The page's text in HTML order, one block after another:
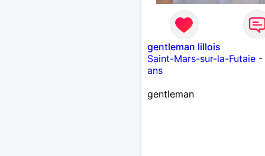
gentleman lillois
Saint-Mars-sur-la-Futaie-
ans
gentleman